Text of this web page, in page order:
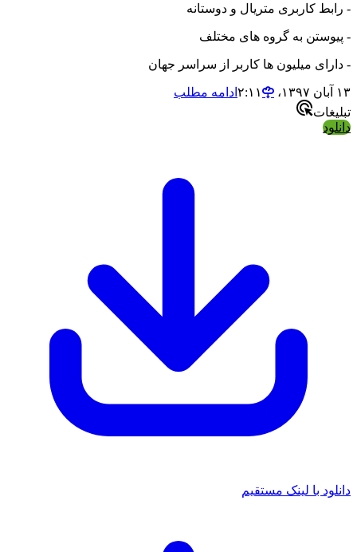
- رابط کاربری متریال و دوستانه
- پیوستن به گروه های مختلف
- دارای میلیون ها کاربر از سراسر جهان
۱۳ آبان ۱۳۹۷،‏ ۲:۱۱
ادامه مطلب
تبلیغات
دانلود
دانلود با لینک مستقیم